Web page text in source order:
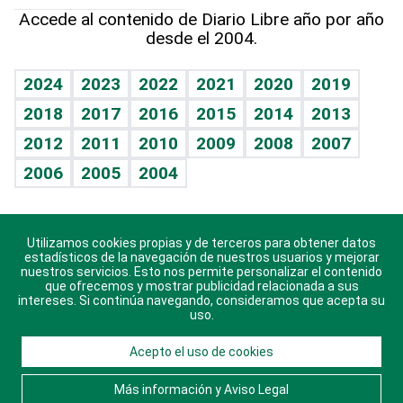
Vida y familia
Eñe
Celebrando la vida
Sin complejos
En pocas palabras
Escuchando al corazón
Economía Personal
Línea de hit
BRV
TBT Deportivo
Más firmas
Hecho en casa
Guía del dinero
Cumpleaños
Horóscopos
Juegos
Accede al contenido de Diario Libre año por año
desde el 2004.
2024 2023 2022 2021 2020
2019
2018
2017 2016 2015 2014
2013
2012
2011 2010 2009 2008
2007
2006
2005 2004
Descarga nuestras aplicaciones para Android, iOS y
sistema Huawei.
© 2021 Diario Libre, todos los derechos reservados.
Consulta elAviso Legal. Ponte en Contacto
Utilizamos cookies propias y de terceros para obtener datos
estadísticos de la navegación de nuestros usuarios y mejorar
nuestros servicios. Esto nos permite personalizar el contenido
que ofrecemos y mostrar publicidad relacionada a sus
intereses. Si continúa navegando, consideramos que acepta su
uso.
Acepto el uso de cookies
Más información y Aviso Legal